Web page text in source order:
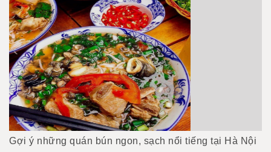
Gợi ý những quán bún ngon, sạch nổi tiếng tại Hà Nội